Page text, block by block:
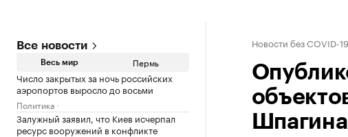
Все новости
Весь мир Пермь
Число закрытых за ночь российских
аэропортов выросло до восьми
Политика
Залужный заявил, что Киев исчерпал
ресурс вооружений в конфликте
Новости без COVID-19
Шпагина